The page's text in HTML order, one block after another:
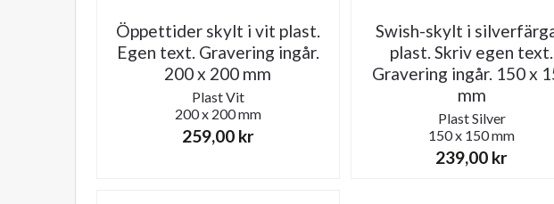
Öppettider skylt i vit plast.
Egen text. Gravering ingår.
200 x 200 mm
PlastVit
200 x 200 mm
259,00 kr
Swish-skylt i
plast. Skriv egen text.
Gravering ingår. 150 x
mm
PlastSilver
150 x 150 mm
239,00 kr